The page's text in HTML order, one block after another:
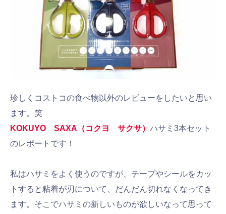
珍しくコストコの食べ物以外のレビューをしたいと思い
ます。笑
KOKUYO SAXA（コクヨ サクサ）ハサミ3本セット
のレポートです！
私はハサミをよく使うのですが、テープやシールをカッ
トすると粘着が刃について、だんだん切れなくなってき
ます。そこでハサミの新しいものが欲しいなって思って